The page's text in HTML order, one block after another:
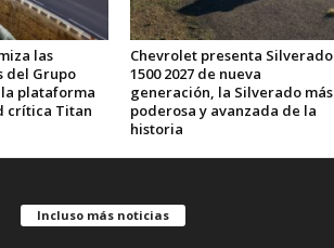
las
del Grupo
plataforma
crítica Titan
Chevrolet presenta Silverado
1500 2027 de nueva
generación, la Silverado más
poderosa y avanzada de la
historia
Incluso más noticias